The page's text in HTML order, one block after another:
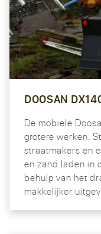
DOOSAN
De mobiele
grotere werken.
straatmakers en
en zand laden in
behulp van het
makkelijker